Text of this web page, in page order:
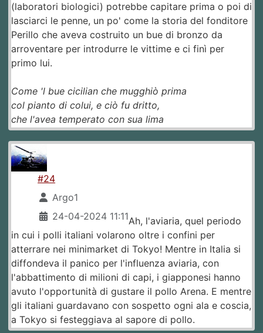
(laboratori biologici) potrebbe capitare prima o poi di
lasciarci le penne, un po' come la storia del fonditore
Perillo che aveva costruito un bue di bronzo da
arroventare per introdurre le vittime e ci finì per
primo lui.
Come 'l bue cicilian che mugghiò prima
col pianto di colui, e ciò fu dritto,
che l'avea temperato con sua lima
#24
Argo1
24-04-2024 11:11Ah, l'aviaria, quel periodo
in cui i polli italiani volarono oltre i confini per
atterrare nei minimarket di Tokyo! Mentre in Italia si
diffondeva il panico per l'influenza aviaria, con
l'abbattimento di milioni di capi, i giapponesi hanno
avuto l'opportunità di gustare il pollo Arena. E mentre
gli italiani guardavano con sospetto ogni ala e coscia,
a Tokyo si festeggiava al sapore di pollo.